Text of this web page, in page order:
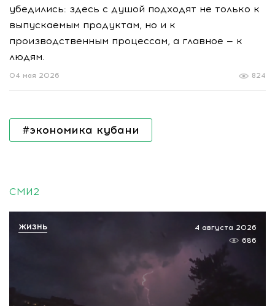
убедились: здесь с душой подходят не только к
выпускаемым продуктам, но и к
производственным процессам, а главное — к
людям.
824
04 мая 2026
#экономика кубани
СМИ2
4 августа 2026
686
ЖИЗНЬ